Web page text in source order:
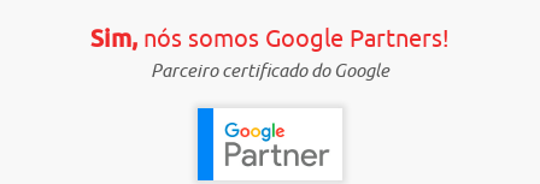
Sim,nós somos Google Partners!
Parceiro certificado do Google